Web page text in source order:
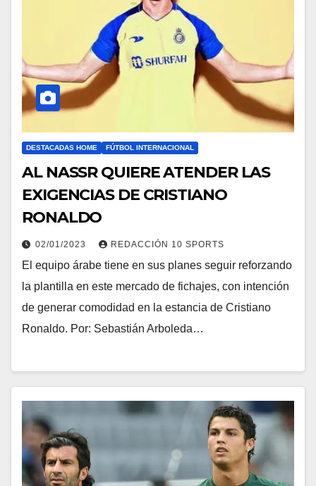
DESTACADAS HOME FÚTBOL INTERNACIONAL
AL NASSR QUIERE ATENDER LAS
EXIGENCIAS DE CRISTIANO
RONALDO
02/01/2023 REDACCIÓN 10 SPORTS
El equipo árabe tiene en sus planes seguir reforzando
la plantilla en este mercado de fichajes, con intención
de generar comodidad en la estancia de Cristiano
Ronaldo. Por: Sebastián Arboleda…